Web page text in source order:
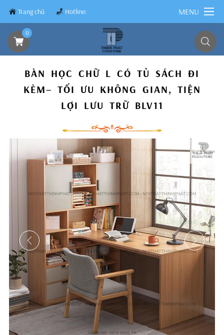
Trang chủ Hotline:
0839.8899.79
MENU
0
BÀN HỌC CHỮ L CÓ TỦ SÁCH ĐI
KÈM– TỐI ƯU KHÔNG GIAN, TIỆN
LỢI LƯU TRỮ BLV11